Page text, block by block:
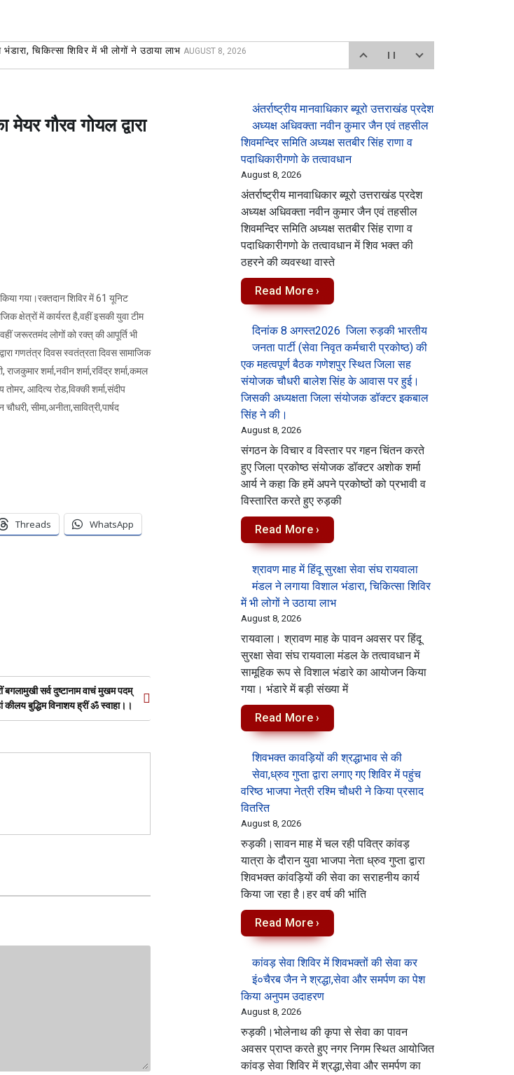
चिकित्सा शिविर में भी लोगों ने उठाया लाभ AUGUST 8, 2026
गौरव गोयल द्वारा
गया।रक्तदान शिविर में 61 यूनिट
क्षेत्रों में कार्यरत है,वहीं इसकी युवा टीम
जरूरतमंद लोगों को रक्त् की आपूर्ति भी
गणतंत्र दिवस स्वतंत्रता दिवस सामाजिक
शर्मा,नवीन शर्मा,रविंद्र शर्मा,कमल
आदित्य रोड,विक्की शर्मा,संदीप
सीमा,अनीता,सावित्री,पार्षद
Threads WhatsApp
बगलामुखी सर्व दुष्टानाम वाचं मुखम पदम्
कीलय बुद्धिम विनाशय ह्रीं ॐ स्वाहा।।
अंतर्राष्ट्रीय मानवाधिकार ब्यूरो उत्तराखंड प्रदेश
अध्यक्ष अधिवक्ता नवीन कुमार जैन एवं तहसील
शिवमन्दिर समिति अध्यक्ष सतबीर सिंह राणा व
पदाधिकारीगणो के तत्वावधान
August 8, 2026
अंतर्राष्ट्रीय मानवाधिकार ब्यूरो उत्तराखंड प्रदेश
अध्यक्ष अधिवक्ता नवीन कुमार जैन एवं तहसील
शिवमन्दिर समिति अध्यक्ष सतबीर सिंह राणा व
पदाधिकारीगणो के तत्वावधान में शिव भक्त की
ठहरने की व्यवस्था वास्ते
Read More ›
दिनांक 8 अगस्त2026 जिला रुड़की भारतीय
जनता पार्टी (सेवा निवृत कर्मचारी प्रकोष्ठ) की
एक महत्वपूर्ण बैठक गणेशपुर स्थित जिला सह
संयोजक चौधरी बालेश सिंह के आवास पर हुई।
जिसकी अध्यक्षता जिला संयोजक डॉक्टर इकबाल
सिंह ने की।
August 8, 2026
संगठन के विचार व विस्तार पर गहन चिंतन करते
हुए जिला प्रकोष्ठ संयोजक डॉक्टर अशोक शर्मा
आर्य ने कहा कि हमें अपने प्रकोष्ठों को प्रभावी व
विस्तारित करते हुए रुड़की
Read More ›
श्रावण माह में हिंदू सुरक्षा सेवा संघ रायवाला
मंडल ने लगाया विशाल भंडारा, चिकित्सा शिविर
में भी लोगों ने उठाया लाभ
August 8, 2026
रायवाला। श्रावण माह के पावन अवसर पर हिंदू
सुरक्षा सेवा संघ रायवाला मंडल के तत्वावधान में
सामूहिक रूप से विशाल भंडारे का आयोजन किया
गया। भंडारे में बड़ी संख्या में
Read More ›
शिवभक्त कावड़ियों की श्रद्धाभाव से की
सेवा,ध्रुव गुप्ता द्वारा लगाए गए शिविर में पहुंच
वरिष्ठ भाजपा नेत्री रश्मि चौधरी ने किया प्रसाद
वितरित
August 8, 2026
रुड़की।सावन माह में चल रही पवित्र कांवड़
यात्रा के दौरान युवा भाजपा नेता ध्रुव गुप्ता द्वारा
शिवभक्त कांवड़ियों की सेवा का सराहनीय कार्य
किया जा रहा है।हर वर्ष की भांति
Read More ›
कांवड़ सेवा शिविर में शिवभक्तों की सेवा कर
इं०चैरब जैन ने श्रद्धा,सेवा और समर्पण का पेश
किया अनुपम उदाहरण
August 8, 2026
रुड़की।भोलेनाथ की कृपा से सेवा का पावन
अवसर प्राप्त करते हुए नगर निगम स्थित आयोजित
कांवड़ सेवा शिविर में श्रद्धा,सेवा और समर्पण का